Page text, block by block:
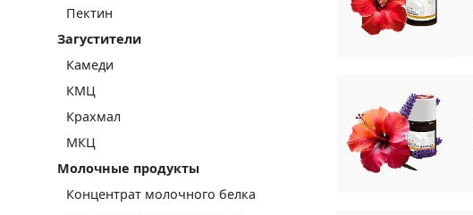
Пектин
Загустители
Камеди
КМЦ
Крахмал
МКЦ
Молочные продукты
Концентрат молочного белка